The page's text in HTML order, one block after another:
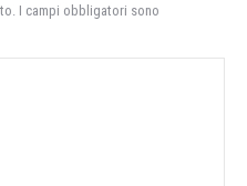
I campi obbligatori sono